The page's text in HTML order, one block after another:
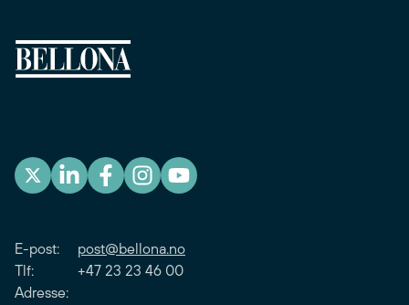
E-post: post@bellona.no
Tlf: +47 23 23 46 00
Adresse: